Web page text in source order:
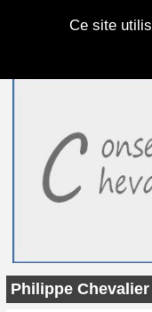
Philippe Chevalier
Ce site